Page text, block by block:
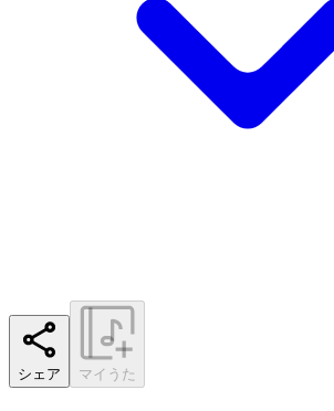
シェア マイうた